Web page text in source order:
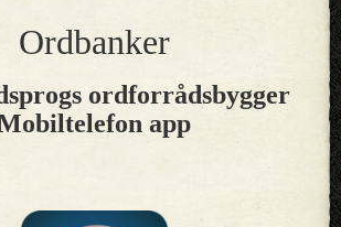
Ordbanker
ordforrådsbygger
app